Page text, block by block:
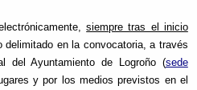
siempre tras el inicio
delimitado en la convocatoria, a través
del Ayuntamiento de Logroño (sede
y por los medios previstos en el